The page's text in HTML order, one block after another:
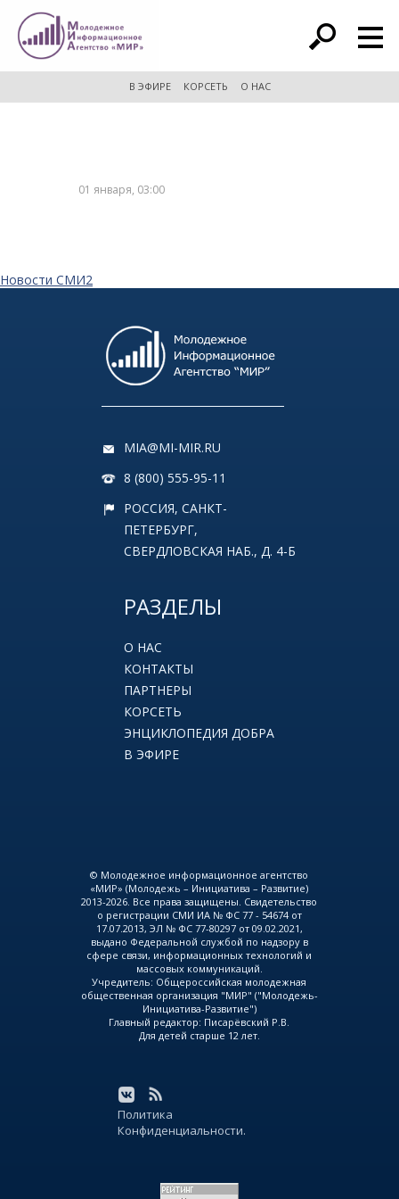
расширенный поиск
В ЭФИРЕ КОРСЕТЬ О НАС
01 января, 03:00
Новости СМИ2
MIA@MI-MIR.RU
8 (800) 555-95-11
РОССИЯ, САНКТ-
ПЕТЕРБУРГ,
СВЕРДЛОВСКАЯ НАБ., Д. 4-Б
РАЗДЕЛЫ
О НАС
КОНТАКТЫ
ПАРТНЕРЫ
КОРСЕТЬ
ЭНЦИКЛОПЕДИЯ ДОБРА
В ЭФИРЕ
© Молодежное информационное агентство
«МИР» (Молодежь – Инициатива – Развитие)
2013-2026. Все права защищены. Свидетельство
о регистрации СМИ ИА № ФС 77 - 54674 от
17.07.2013, ЭЛ № ФС 77-80297 от 09.02.2021,
выдано Федеральной службой по надзору в
сфере связи, информационных технологий и
массовых коммуникаций.
Учредитель: Общероссийская молодежная
общественная организация "МИР" ("Молодежь-
Инициатива-Развитие")
Главный редактор: Писарёвский Р.В.
Для детей старше 12 лет.
Политика
Конфиденциальности.